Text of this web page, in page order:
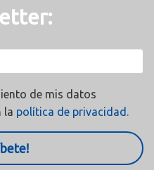
de mis datos
la política de privacidad.